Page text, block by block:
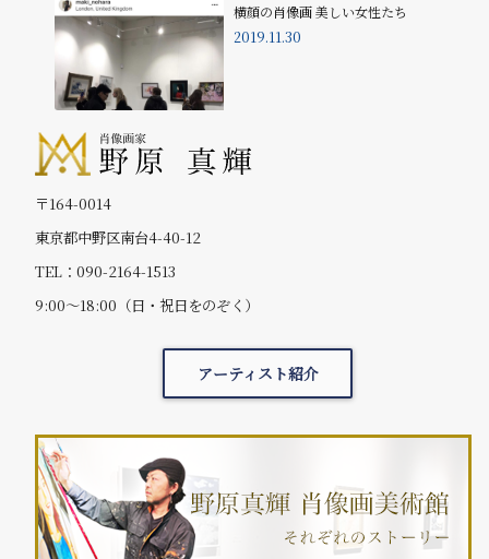
横顔の肖像画 美しい女性たち
2019.11.30
〒164-0014
東京都中野区南台4-40-12
TEL：090-2164-1513
9:00～18:00（日・祝日をのぞく）
アーティスト紹介